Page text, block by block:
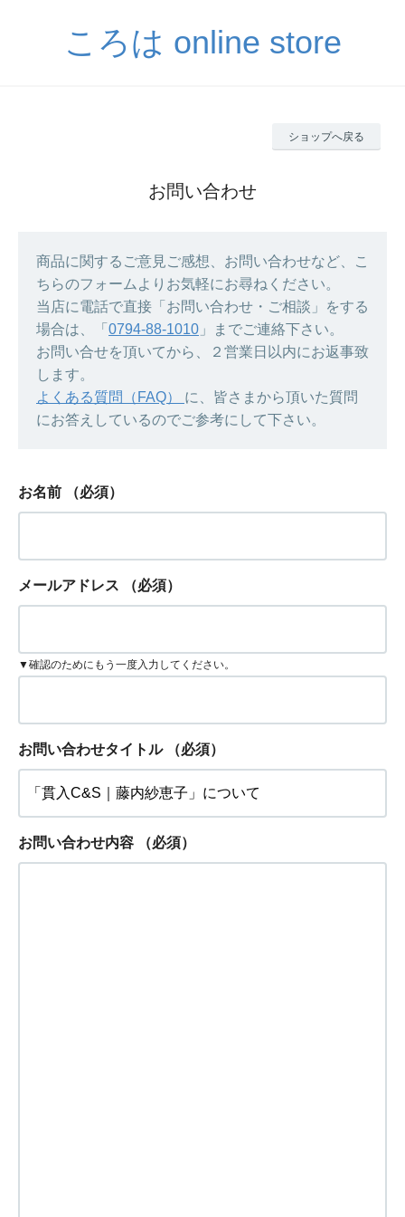
ころは online store
ショップへ戻る
お問い合わせ
商品に関するご意見ご感想、お問い合わせなど、こ
ちらのフォームよりお気軽にお尋ねください。
当店に電話で直接「お問い合わせ・ご相談」をする
場合は、「 0794-88-1010 」までご連絡下さい。
お問い合せを頂いてから、２営業日以内にお返事致
します。
よくある質問（FAQ） に、皆さまから頂いた質問
にお答えしているのでご参考にして下さい。
お名前 （必須）
メールアドレス （必須）
▼確認のためにもう一度入力してください。
お問い合わせタイトル （必須）
お問い合わせ内容 （必須）